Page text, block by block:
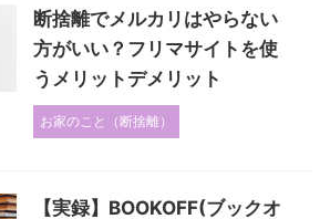
断捨離でメルカリはやらない
方がいい？フリマサイトを使
うメリットデメリット
お家のこと（断捨離）
【実録】BOOKOFF(ブックオ